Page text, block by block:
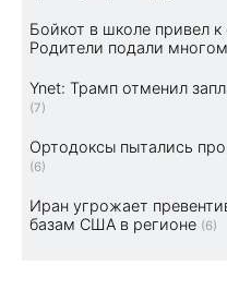
Бойкот в школе привел
Родители подали
Ynet: Трамп отменил
(7)
Ортодоксы пытались
(6)
Иран угрожает
базам США в регионе (6)